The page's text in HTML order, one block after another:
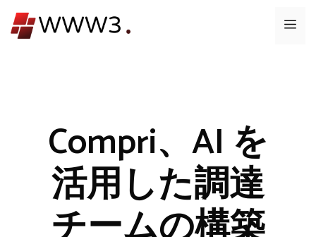
ン
メ
Compri、AI を
活用した調達